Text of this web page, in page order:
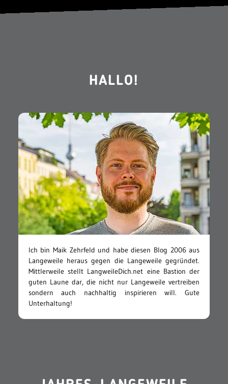
HALLO!
Ich bin Maik Zehrfeld und habe diesen Blog 2006 aus
Langeweile heraus gegen die Langeweile gegründet.
Mittlerweile stellt LangweileDich.net eine Bastion der
guten Laune dar, die nicht nur Langeweile vertreiben
sondern auch nachhaltig inspirieren will. Gute
Unterhaltung!